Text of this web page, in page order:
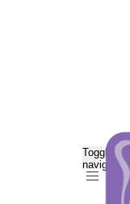
Toggle
navigation